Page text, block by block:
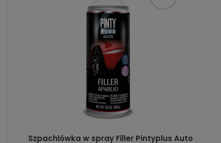
Szpachlówka w spray Filler Pintyplus Auto